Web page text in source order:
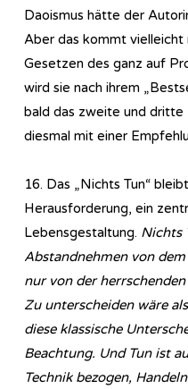
Daoismus hätte der
Aber das kommt vielleicht
Gesetzen des ganz auf
wird sie nach ihrem
bald das zweite und dritte
diesmal mit einer
16. Das „Nichts Tun“
Herausforderung, ein
Lebensgestaltung. Nichts
Abstandnehmen von
nur von der
Zu unterscheiden wäre
diese klassische
Beachtung. Und Tun ist
Technik bezogen,